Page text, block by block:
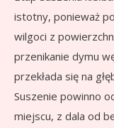
istotny, ponieważ
wilgoci z
przenikanie dymu
przekłada się na
Suszenie powinno
miejscu, z dala od